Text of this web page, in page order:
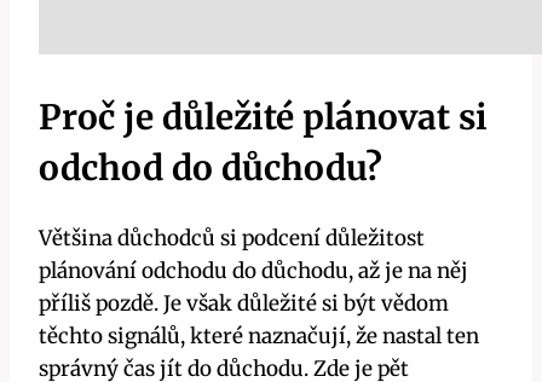
Proč je důležité plánovat si
odchod do důchodu?
Většina důchodců si podcení důležitost
plánování odchodu do důchodu, až je na něj
příliš pozdě. Je však důležité si být vědom
těchto signálů, které naznačují, že nastal ten
správný čas jít do důchodu. Zde je pět